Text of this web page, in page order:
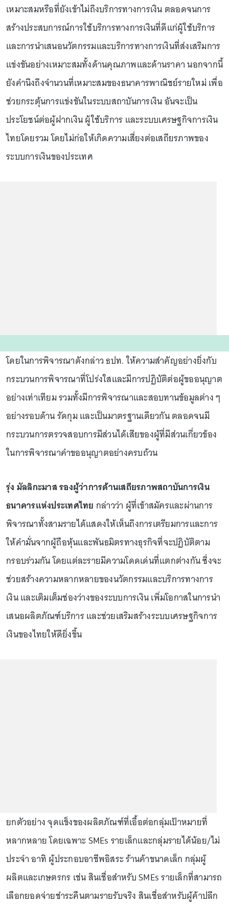
เหมาะสมหรือที่ยังเข้าไม่ถึงบริการทางการเงิน ตลอดจนการ
สร้างประสบการณ์การใช้บริการทางการเงินที่ดีแก่ผู้ใช้บริการ
และการนำเสนอนวัตกรรมและบริการทางการเงินที่ส่งเสริมการ
แข่งขันอย่างเหมาะสมทั้งด้านคุณภาพและด้านราคา นอกจากนี้
ยังคำนึงถึงจำนวนที่เหมาะสมของธนาคารพาณิชย์รายใหม่ เพื่อ
ช่วยกระตุ้นการแข่งขันในระบบสถาบันการเงิน อันจะเป็น
ประโยชน์ต่อผู้ฝากเงิน ผู้ใช้บริการ และระบบเศรษฐกิจการเงิน
ไทยโดยรวม โดยไม่ก่อให้เกิดความเสี่ยงต่อเสถียรภาพของ
ระบบการเงินของประเทศ
โดยในการพิจารณาดังกล่าว ธปท. ให้ความสำคัญอย่างยิ่งกับ
กระบวนการพิจารณาที่โปร่งใสและมีการปฏิบัติต่อผู้ขออนุญาต
อย่างเท่าเทียม รวมทั้งมีการพิจารณาและสอบทานข้อมูลต่าง ๆ
อย่างรอบด้าน รัดกุม และเป็นมาตรฐานเดียวกัน ตลอดจนมี
กระบวนการตรวจสอบการมีส่วนได้เสียของผู้ที่มีส่วนเกี่ยวข้อง
ในการพิจารณาคำขออนุญาตอย่างครบถ้วน
รุ่ง มัลลิกะมาส รองผู้ว่าการด้านเสถียรภาพสถาบันการเงิน
ธนาคารแห่งประเทศไทย กล่าวว่า ผู้ที่เข้าสมัครและผ่านการ
พิจารณาทั้งสามรายได้แสดงให้เห็นถึงการเตรียมการและการ
ให้คำมั่นจากผู้ถือหุ้นและพันธมิตรทางธุรกิจที่จะปฏิบัติตาม
กรอบร่วมกัน โดยแต่ละรายมีความโดดเด่นที่แตกต่างกัน ซึ่งจะ
ช่วยสร้างความหลากหลายของนวัตกรรมและบริการทางการ
เงิน และเติมเต็มช่องว่างของระบบการเงิน เพิ่มโอกาสในการนำ
เสนอผลิตภัณฑ์บริการ และช่วยเสริมสร้างระบบเศรษฐกิจการ
เงินของไทยให้ดียิ่งขึ้น
ยกตัวอย่าง จุดแข็งของผลิตภัณฑ์ที่เอื้อต่อกลุ่มเป้าหมายที่
หลากหลาย โดยเฉพาะ SMEs รายเล็กและกลุ่มรายได้น้อย/ไม่
ประจำ อาทิ ผู้ประกอบอาชีพอิสระ ร้านค้าขนาดเล็ก กลุ่มผู้
ผลิตและเกษตรกร เช่น สินเชื่อสำหรับ SMEs รายเล็กที่สามารถ
เลือกยอดจ่ายชำระคืนตามรายรับจริง สินเชื่อสำหรับผู้ค้าปลีก